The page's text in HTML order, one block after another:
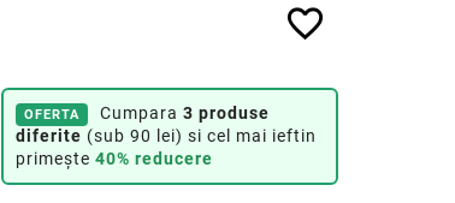
favorite_border
OFERTA Cumpara 3 produse
diferite (sub 90 lei) si cel mai ieftin
primește 40% reducere